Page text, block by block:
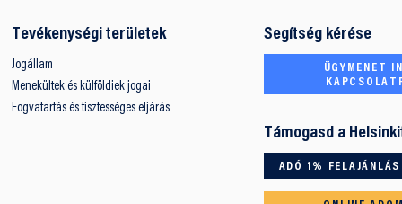
Tevékenységi területek
Jogállam
Menekültek és külföldiek jogai
Fogvatartás és tisztességes eljárás
Segítség kérése
ÜGYMENET
Támogasd a
ADÓ 1% FELAJÁNLÁS